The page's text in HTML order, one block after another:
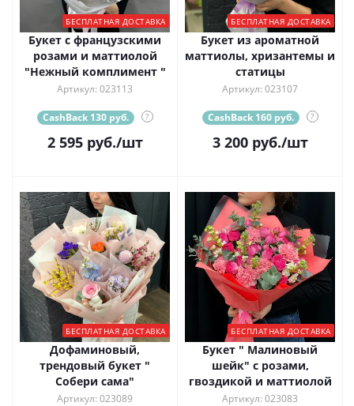
БЕСПЛАТНАЯ ДОСТАВКА
Букет с французскими
розами и маттиолой
"Нежный комплимент "
Артикул: 023113
CashBack 130 руб. ?
2 595руб./шт
БЕСПЛАТНАЯ ДОСТАВКА
Букет из ароматной
маттиолы, хризантемы и
статицы
Артикул: 023107
CashBack 160 руб. ?
3 200руб./шт
БЕСПЛАТНАЯ ДОСТАВКА
Дофаминовый,
трендовый букет "
Собери сама"
Артикул: 023089
БЕСПЛАТНАЯ ДОСТАВКА
Букет " Малиновый
шейк" с розами,
гвоздикой и маттиолой
Артикул: 023083